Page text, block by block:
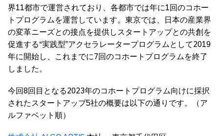
界11都市で運営されており、各都市では年に1回のコホー
トプログラムを運営しています。東京では、日本の産業界
の変革ニーズとの接点を提供しスタートアップとの共創を
促進する“実践型”アクセラレータープログラムとして2019
年に開始し、これまでに7回のコホートプログラムを終了
しました。
今回8回目となる2023年のコホートプログラム向けに採択
されたスタートアップ5社の概要は以下の通りです。（ア
ルファベット順）